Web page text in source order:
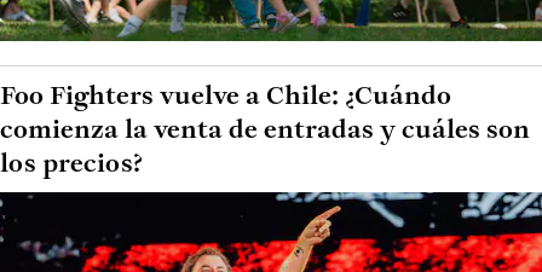
Foo Fighters vuelve a Chile: ¿Cuándo
comienza la venta de entradas y cuáles son
los precios?